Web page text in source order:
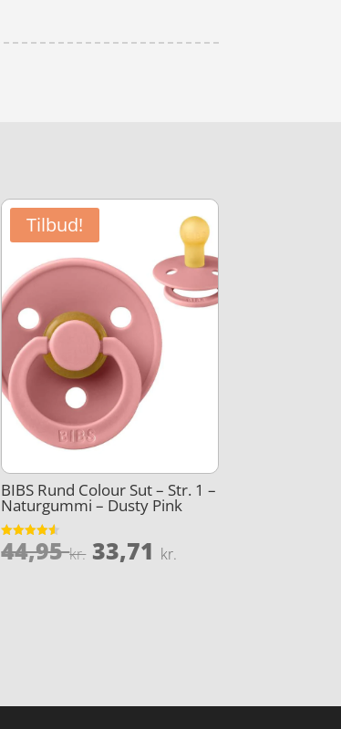
Tilbud!
BIBS Rund Colour Sut – Str. 1 –
Naturgummi – Dusty Pink
Vurderet
4.5
44,95kr. Den
oprindelige
33,71 kr.